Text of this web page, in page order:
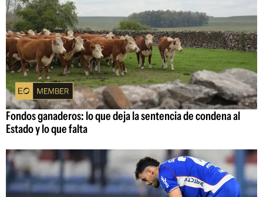
Fondos ganaderos: lo que deja la sentencia de condena al
Estado y lo que falta